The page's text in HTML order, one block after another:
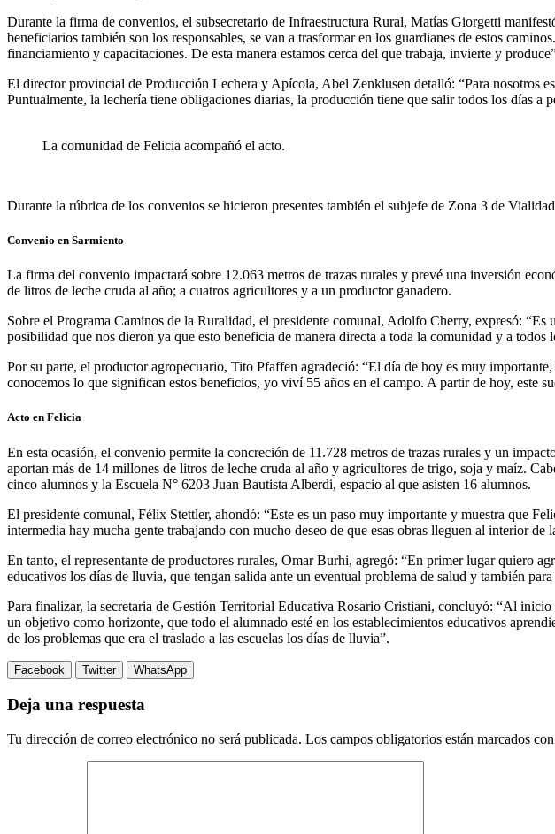
Durante la firma de convenios, el subsecretario de Infraestructura Rural, Matías Giorgetti
beneficiarios también son los responsables, se van a trasformar en los guardianes de estos
financiamiento y capacitaciones. De esta manera estamos cerca del que trabaja, invierte y
El director provincial de Producción Lechera y Apícola, Abel Zenklusen detalló: “Para nosotros
Puntualmente, la lechería tiene obligaciones diarias, la producción tiene que salir todos los días a
La comunidad de Felicia acompañó el acto.
Durante la rúbrica de los convenios se hicieron presentes también el subjefe de Zona 3 de
Convenio en Sarmiento
La firma del convenio impactará sobre 12.063 metros de trazas rurales y prevé una inversión
de litros de leche cruda al año; a cuatros agricultores y a un productor ganadero.
Sobre el Programa Caminos de la Ruralidad, el presidente comunal, Adolfo Cherry, expresó:
posibilidad que nos dieron ya que esto beneficia de manera directa a toda la comunidad y a
Por su parte, el productor agropecuario, Tito Pfaffen agradeció: “El día de hoy es muy
conocemos lo que significan estos beneficios, yo viví 55 años en el campo. A partir de hoy, este
Acto en Felicia
En esta ocasión, el convenio permite la concreción de 11.728 metros de trazas rurales y un
aportan más de 14 millones de litros de leche cruda al año y agricultores de trigo, soja y maíz.
cinco alumnos y la Escuela N° 6203 Juan Bautista Alberdi, espacio al que asisten 16 alumnos.
El presidente comunal, Félix Stettler, ahondó: “Este es un paso muy importante y muestra que
intermedia hay mucha gente trabajando con mucho deseo de que esas obras lleguen al interior
En tanto, el representante de productores rurales, Omar Burhi, agregó: “En primer lugar quiero
educativos los días de lluvia, que tengan salida ante un eventual problema de salud y también
Para finalizar, la secretaria de Gestión Territorial Educativa Rosario Cristiani, concluyó: “Al
un objetivo como horizonte, que todo el alumnado esté en los establecimientos educativos
de los problemas que era el traslado a las escuelas los días de lluvia”.
Facebook Twitter WhatsApp
Deja una respuesta
Tu dirección de correo electrónico no será publicada. Los campos obligatorios están marcados con